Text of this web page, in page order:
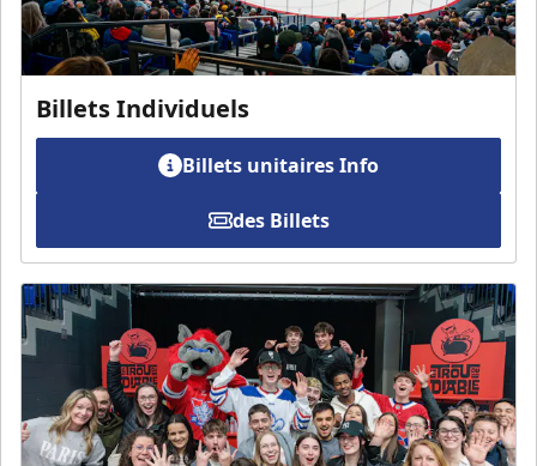
Billets Individuels
Billets unitaires Info
des Billets